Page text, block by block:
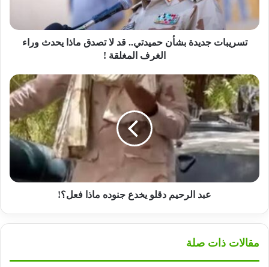
ماذا
يحدث
وراء
!
تسريبات جديدة بشأن حميدتي.. قد لا تصدق ماذا يحدث وراء
الغرف المغلقة !
عبد
الرحيم
دقلو
يخدع
جنوده
ماذا
فعل؟!
عبد الرحيم دقلو يخدع جنوده ماذا فعل؟!
مقالات ذات صلة